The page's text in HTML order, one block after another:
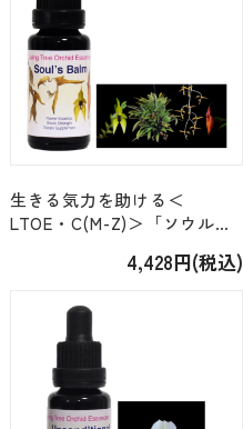
生きる気力を助ける＜
LTOE・C(M-Z)＞「ソウルズ
4,428円(税込)